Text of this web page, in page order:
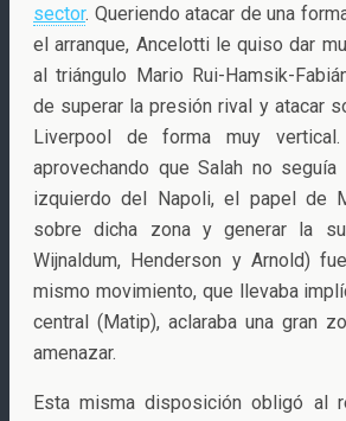
sector. Queriendo atacar de una
el arranque, Ancelotti le quiso dar
al triángulo Mario Rui-Hamsik-
de superar la presión rival y atacar
Liverpool de forma muy
aprovechando que Salah no
izquierdo del Napoli, el papel de
sobre dicha zona y generar la
Wijnaldum, Henderson y Arnold)
mismo movimiento, que llevaba
central (Matip), aclaraba una gran
amenazar.
Esta misma disposición obligó al